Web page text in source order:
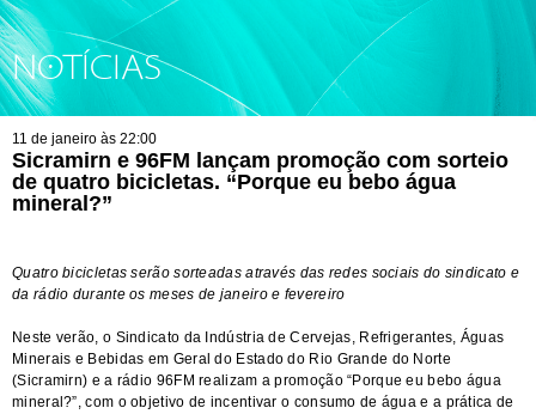
NOTÍCIAS
11 de janeiro às 22:00
Sicramirn e 96FM lançam promoção com sorteio
de quatro bicicletas. “Porque eu bebo água
mineral?”
Quatro bicicletas serão sorteadas através das redes sociais do sindicato e
da rádio durante os meses de janeiro e fevereiro
Neste verão, o Sindicato da Indústria de Cervejas, Refrigerantes, Águas
Minerais e Bebidas em Geral do Estado do Rio Grande do Norte
(Sicramirn) e a rádio 96FM realizam a promoção “Porque eu bebo água
mineral?”, com o objetivo de incentivar o consumo de água e a prática de